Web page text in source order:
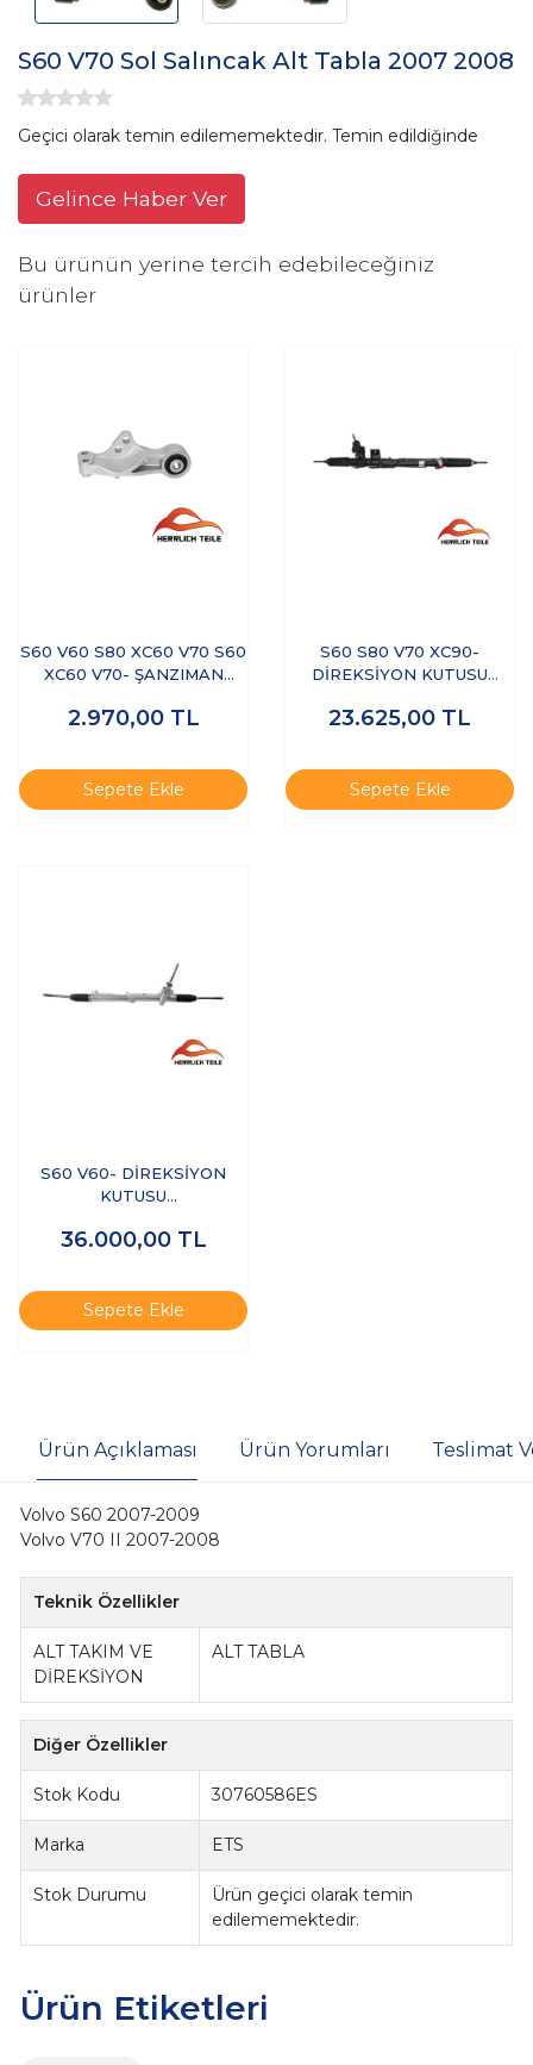
S60 V70 Sol Salıncak Alt Tabla 2007 2008
Geçici olarak temin edilememektedir. Temin edildiğinde
Gelince Haber Ver
Bu ürünün yerine tercih edebileceğiniz
ürünler
S60 V60 S80 XC60 V70 S60
XC60 V70- ŞANZIMAN
2.970,00 TL
Sepete Ekle
S60 S80 V70 XC90-
DİREKSİYON KUTUSU
23.625,00 TL
Sepete Ekle
S60 V60- DİREKSİYON
KUTUSU
36.000,00 TL
Sepete Ekle
Ürün Açıklaması Ürün Yorumları Teslimat
Volvo S60 2007-2009
Volvo V70 II 2007-2008
Teknik Özellikler
ALT TAKIM VE
DİREKSİYON
ALT TABLA
Diğer Özellikler
Stok Kodu 30760586ES
Marka ETS
Stok Durumu
Ürün geçici olarak temin
edilememektedir.
Ürün Etiketleri